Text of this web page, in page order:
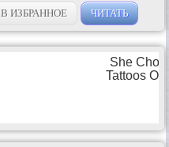
В ИЗБРАННОЕ ЧИТАТЬ